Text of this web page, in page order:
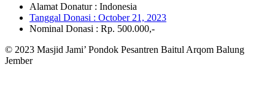
Alamat Donatur : Indonesia
Tanggal Donasi : October 21, 2023
Nominal Donasi : Rp. 500.000,-
© 2023 Masjid Jami’ Pondok Pesantren Baitul Arqom Balung
Jember